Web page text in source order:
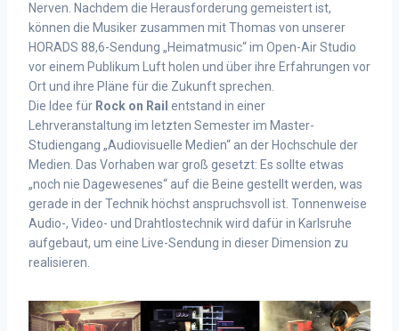
Nerven. Nachdem die Herausforderung gemeistert ist,
können die Musiker zusammen mit Thomas von unserer
HORADS 88,6-Sendung „Heimatmusic“ im Open-Air Studio
vor einem Publikum Luft holen und über ihre Erfahrungen vor
Ort und ihre Pläne für die Zukunft sprechen.
Die Idee für Rock on Rail entstand in einer
Lehrveranstaltung im letzten Semester im Master-
Studiengang „Audiovisuelle Medien“ an der Hochschule der
Medien. Das Vorhaben war groß gesetzt: Es sollte etwas
„noch nie Dagewesenes“ auf die Beine gestellt werden, was
gerade in der Technik höchst anspruchsvoll ist. Tonnenweise
Audio-, Video- und Drahtlostechnik wird dafür in Karlsruhe
aufgebaut, um eine Live-Sendung in dieser Dimension zu
realisieren.